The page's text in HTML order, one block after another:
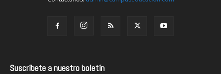
Suscríbete a nuestro boletín